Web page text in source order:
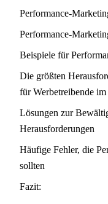
Performance-
Performance-
Beispiele für
Die größten
für Werbetreibende
Lösungen zur
Herausforderungen
Häufige Fehler, die
sollten
Fazit: